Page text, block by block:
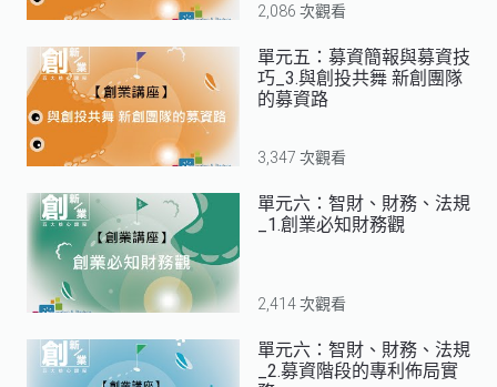
2,086 次觀看
單元五：募資簡報與募資技
巧_3.與創投共舞 新創團隊
的募資路
3,347 次觀看
單元六：智財、財務、法規
_1.創業必知財務觀
2,414 次觀看
單元六：智財、財務、法規
_2.募資階段的專利佈局實